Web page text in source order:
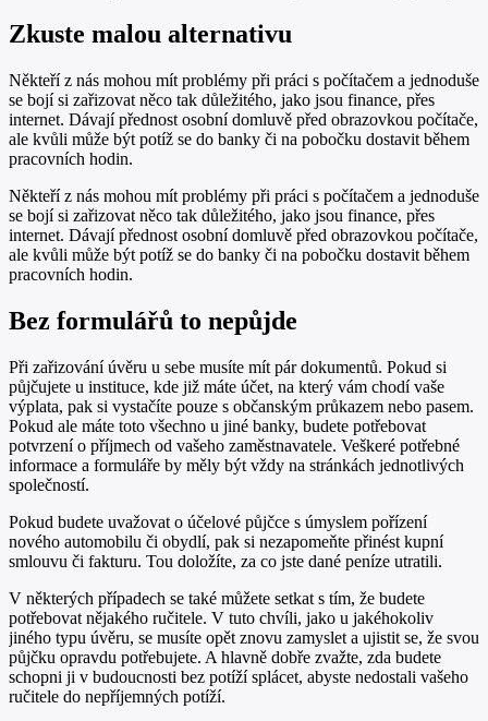
Zkuste malou alternativu
Někteří z nás mohou mít problémy při práci s počítačem a jednoduše
se bojí si zařizovat něco tak důležitého, jako jsou finance, přes
internet. Dávají přednost osobní domluvě před obrazovkou počítače,
ale kvůli může být potíž se do banky či na pobočku dostavit během
pracovních hodin.
Někteří z nás mohou mít problémy při práci s počítačem a jednoduše
se bojí si zařizovat něco tak důležitého, jako jsou finance, přes
internet. Dávají přednost osobní domluvě před obrazovkou počítače,
ale kvůli může být potíž se do banky či na pobočku dostavit během
pracovních hodin.
Bez formulářů to nepůjde
Při zařizování úvěru u sebe musíte mít pár dokumentů. Pokud si
půjčujete u instituce, kde již máte účet, na který vám chodí vaše
výplata, pak si vystačíte pouze s občanským průkazem nebo pasem.
Pokud ale máte toto všechno u jiné banky, budete potřebovat
potvrzení o příjmech od vašeho zaměstnavatele. Veškeré potřebné
informace a formuláře by měly být vždy na stránkách jednotlivých
společností.
Pokud budete uvažovat o účelové půjčce s úmyslem pořízení
nového automobilu či obydlí, pak si nezapomeňte přinést kupní
smlouvu či fakturu. Tou doložíte, za co jste dané peníze utratili.
V některých případech se také můžete setkat s tím, že budete
potřebovat nějakého ručitele. V tuto chvíli, jako u jakéhokoliv
jiného typu úvěru, se musíte opět znovu zamyslet a ujistit se, že svou
půjčku opravdu potřebujete. A hlavně dobře zvažte, zda budete
schopni ji v budoucnosti bez potíží splácet, abyste nedostali vašeho
ručitele do nepříjemných potíží.